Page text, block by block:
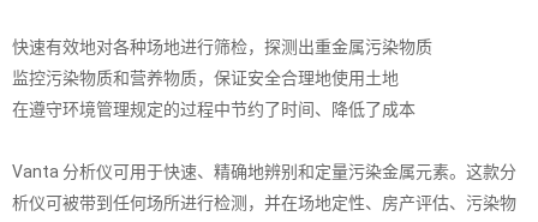
快速有效地对各种场地进行筛检，探测出重金属污染物质
监控污染物质和营养物质，保证安全合理地使用土地
在遵守环境管理规定的过程中节约了时间、降低了成本
Vanta 分析仪可用于快速、精确地辨别和定量污染金属元素。这款分
析仪可被带到任何场所进行检测，并在场地定性、房产评估、污染物